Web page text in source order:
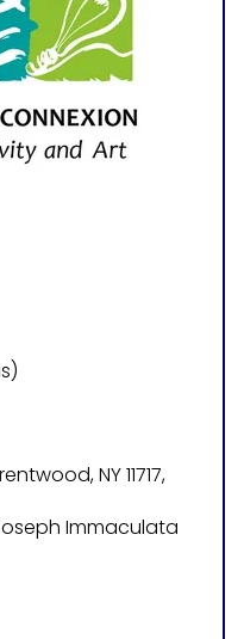
NY 11717,
Immaculata